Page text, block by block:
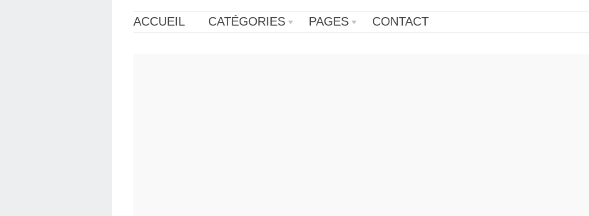
ACCUEIL CATÉGORIES PAGES CONTACT